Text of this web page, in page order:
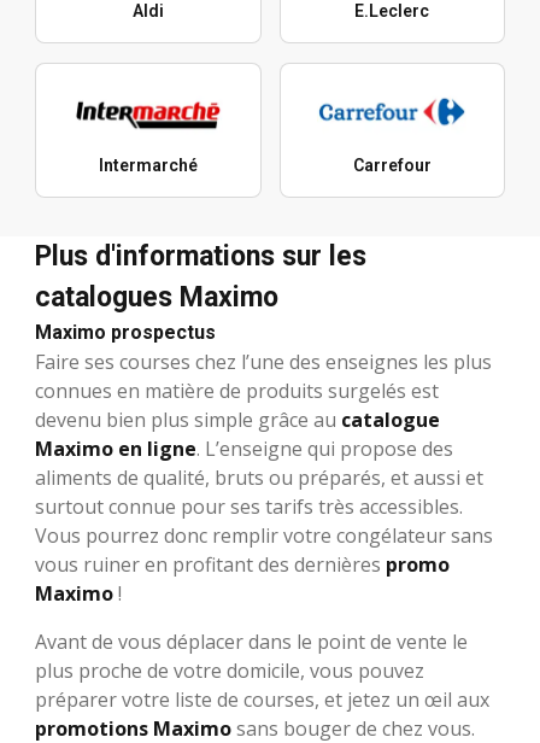
Aldi E.Leclerc
Intermarché Carrefour
Plus d'informations sur les
catalogues Maximo
Maximo prospectus
Faire ses courses chez l’une des enseignes les plus
connues en matière de produits surgelés est
devenu bien plus simple grâce au catalogue
Maximo en ligne. L’enseigne qui propose des
aliments de qualité, bruts ou préparés, et aussi et
surtout connue pour ses tarifs très accessibles.
Vous pourrez donc remplir votre congélateur sans
vous ruiner en profitant des dernières promo
Maximo!
Avant de vous déplacer dans le point de vente le
plus proche de votre domicile, vous pouvez
préparer votre liste de courses, et jetez un œil aux
promotions Maximosans bouger de chez vous.